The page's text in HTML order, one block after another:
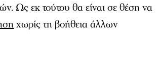
Ως εκ τούτου θα είναι σε θέση να
χωρίς τη βοήθεια άλλων